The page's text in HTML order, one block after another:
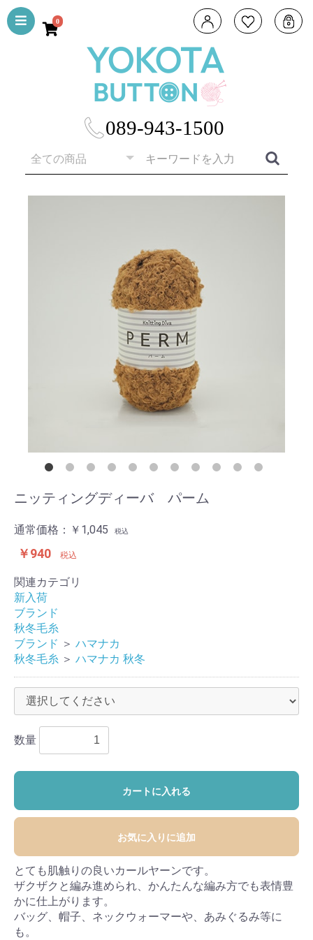
089-943-1500
0
ニッティングディーバ パーム
通常価格： ￥1,045 税込
￥940 税込
関連カテゴリ
新入荷
ブランド
秋冬毛糸
ブランド ＞ ハマナカ
秋冬毛糸 ＞ ハマナカ 秋冬
数量
カートに入れる
お気に入りに追加
とても肌触りの良いカールヤーンです。
ザクザクと編み進められ、かんたんな編み方でも表情豊
かに仕上がります。
バッグ、帽子、ネックウォーマーや、あみぐるみ等に
も。